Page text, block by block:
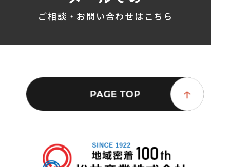
ご相談・お問い合わせはこちら